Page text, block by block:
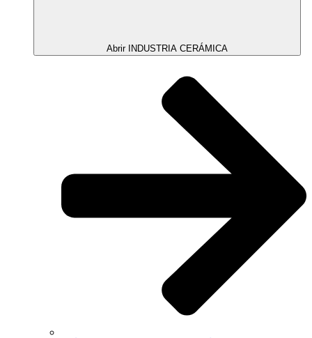
Abrir INDUSTRIA CERÁMICA